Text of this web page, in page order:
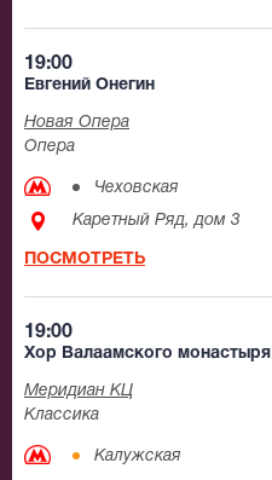
19:00
Евгений Онегин
Новая Опера
Опера
Чеховская
Каретный Ряд, дом 3
ПОСМОТРЕТЬ
19:00
Хор Валаамского монастыря
Меридиан КЦ
Классика
Калужская